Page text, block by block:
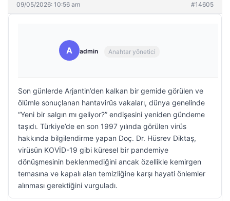
09/05/2026: 10:56 am #14605
A admin Anahtar yönetici
Son günlerde Arjantin’den kalkan bir gemide görülen ve
ölümle sonuçlanan hantavirüs vakaları, dünya genelinde
“Yeni bir salgın mı geliyor?” endişesini yeniden gündeme
taşıdı. Türkiye’de en son 1997 yılında görülen virüs
hakkında bilgilendirme yapan Doç. Dr. Hüsrev Diktaş,
virüsün KOVİD-19 gibi küresel bir pandemiye
dönüşmesinin beklenmediğini ancak özellikle kemirgen
temasına ve kapalı alan temizliğine karşı hayati önlemler
alınması gerektiğini vurguladı.